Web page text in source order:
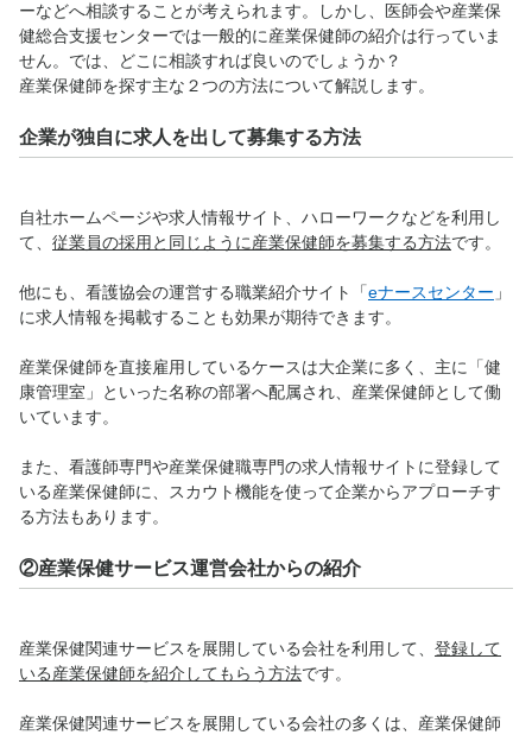
ーなどへ相談することが考えられます。しかし、医師会や産業保
健総合支援センターでは一般的に産業保健師の紹介は行っていま
せん。では、どこに相談すれば良いのでしょうか？
産業保健師を探す主な２つの方法について解説します。
企業が独自に求人を出して募集する方法
自社ホームページや求人情報サイト、ハローワークなどを利用し
て、 従業員の採用と同じように産業保健師を募集する方法です。
他にも、看護協会の運営する職業紹介サイト「eナースセンター 」
に求人情報を掲載することも効果が期待できます。
産業保健師を直接雇用しているケースは大企業に多く、主に「健
康管理室」といった名称の部署へ配属され、産業保健師として働
いています。
また、看護師専門や産業保健職専門の求人情報サイトに登録して
いる産業保健師に、スカウト機能を使って企業からアプローチす
る方法もあります。
②産業保健サービス運営会社からの紹介
産業保健関連サービスを展開している会社を利用して、 登録して
いる産業保健師を紹介してもらう方法です。
産業保健関連サービスを展開している会社の多くは、産業保健師